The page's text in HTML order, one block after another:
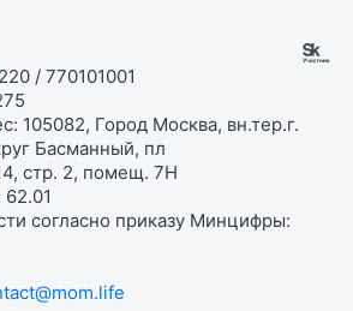
/ 770101001
105082, Город Москва, вн.тер.г.
Басманный, пл
стр. 2, помещ. 7Н
согласно приказу Минцифры: